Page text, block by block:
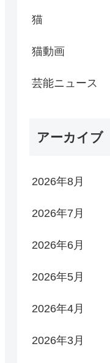
猫
猫動画
芸能ニュース
アーカイブ
2026年8月
2026年7月
2026年6月
2026年5月
2026年4月
2026年3月